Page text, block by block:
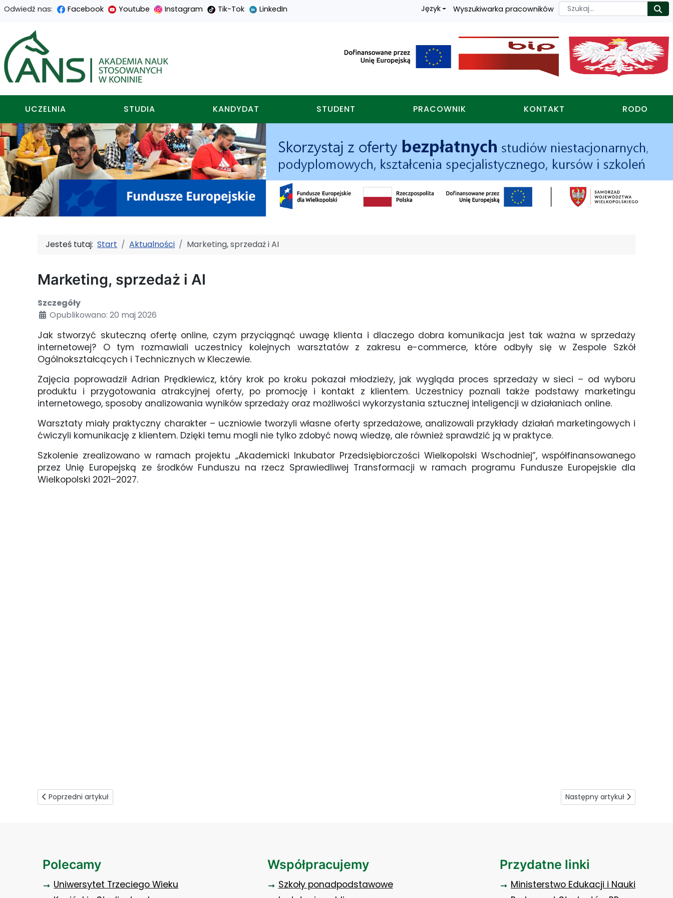
Przejdź
do
treści
głównej
Przejdź
do
menu
nawigacyjnego
Przejdź
do
wyszukiwarki
Przejdź
do
mapy
strony
Odwiedź nas: Facebook Youtube Instagram Tik-Tok LinkedIn Język Wyszukiwarka pracowników Szukaj
Akademia nauk stosowanych w koninie
UCZELNIA STUDIA KANDYDAT STUDENT PRACOWNIK KONTAKT RODO
Jesteś tutaj:Start Aktualności Marketing, sprzedaż i AI
Marketing, sprzedaż i AI
Szczegóły
Opublikowano: 20 maj 2026
Jak stworzyć skuteczną ofertę online, czym przyciągnąć uwagę klienta i dlaczego dobra komunikacja jest tak ważna w sprzedaży
internetowej? O tym rozmawiali uczestnicy kolejnych warsztatów z zakresu e-commerce, które odbyły się w Zespole Szkół
Ogólnokształcących i Technicznych w Kleczewie.
Zajęcia poprowadził Adrian Prędkiewicz, który krok po kroku pokazał młodzieży, jak wygląda proces sprzedaży w sieci – od wyboru
produktu i przygotowania atrakcyjnej oferty, po promocję i kontakt z klientem. Uczestnicy poznali także podstawy marketingu
internetowego, sposoby analizowania wyników sprzedaży oraz możliwości wykorzystania sztucznej inteligencji w działaniach online.
Warsztaty miały praktyczny charakter – uczniowie tworzyli własne oferty sprzedażowe, analizowali przykłady działań marketingowych i
ćwiczyli komunikację z klientem. Dzięki temu mogli nie tylko zdobyć nową wiedzę, ale również sprawdzić ją w praktyce.
Szkolenie zrealizowano w ramach projektu „Akademicki Inkubator Przedsiębiorczości Wielkopolski Wschodniej”, współfinansowanego
przez Unię Europejską ze środków Funduszu na rzecz Sprawiedliwej Transformacji w ramach programu Fundusze Europejskie dla
Wielkopolski 2021–2027.
Poprzedni artykuł: Oczekiwane i nieoczekiwane efekty działalności publicznych uczelni zawodowych
Poprzedni artykuł Następny artykuł: Ciemna
Następny artykuł
Polecamy
Uniwersytet Trzeciego Wieku
Współpracujemy
Szkoły ponadpodstawowe
Przydatne linki
Ministerstwo Edukacji i Nauki